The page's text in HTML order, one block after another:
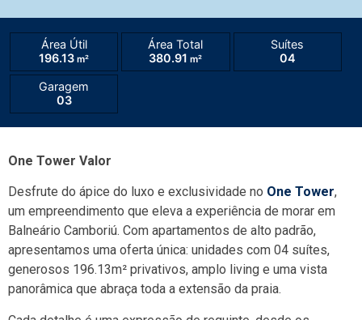
Área Útil
196.13 m²
Área Total
380.91 m²
Suítes
04
Garagem
03
One Tower Valor
Desfrute do ápice do luxo e exclusividade no One Tower,
um empreendimento que eleva a experiência de morar em
Balneário Camboriú. Com apartamentos de alto padrão,
apresentamos uma oferta única: unidades com 04 suítes,
generosos 196.13m² privativos, amplo living e uma vista
panorâmica que abraça toda a extensão da praia.